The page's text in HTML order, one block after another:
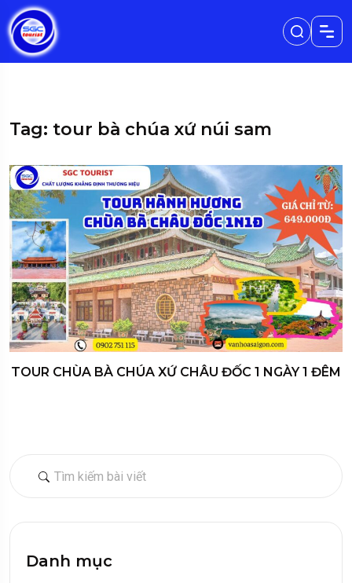
Danh mục
Tag: tour bà chúa xứ núi sam
TOUR CHÙA BÀ CHÚA XỨ CHÂU ĐỐC 1 NGÀY 1 ĐÊM